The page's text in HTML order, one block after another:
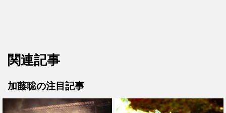
関連記事
加藤聡の注目記事